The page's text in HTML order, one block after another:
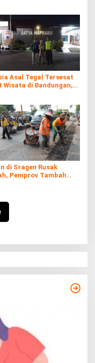
Asal Tegal Tersesat
Wisata di Bandungan,
di Sragen Rusak
Pemprov Tambah